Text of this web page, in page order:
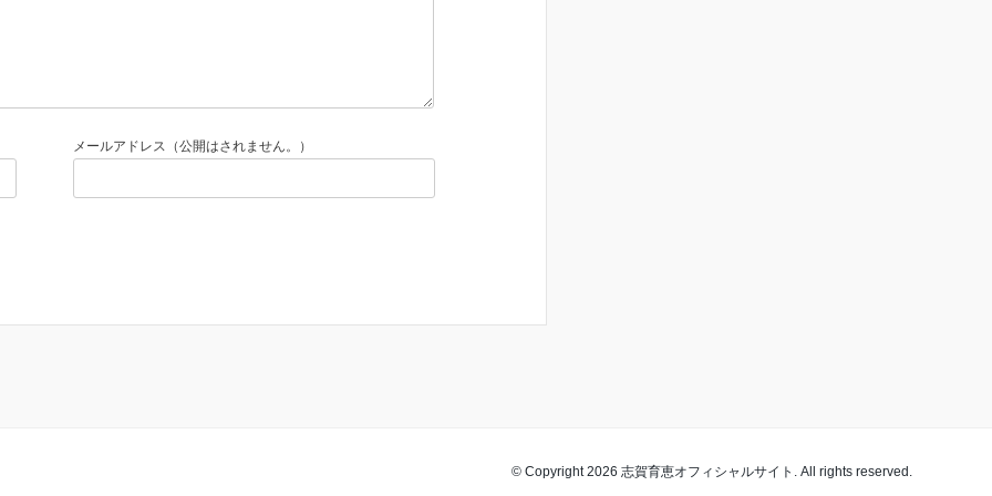
メールアドレス（公開はされません。）
© Copyright 2026 志賀育恵オフィシャルサイト. All rights reserved.